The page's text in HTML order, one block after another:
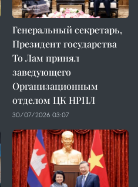
Генеральный секретарь,
Президент государства
То Лам принял
заведующего
Организационным
отделом ЦК НРПЛ
30/07/2026 03:07